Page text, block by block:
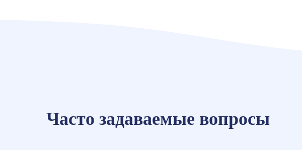
Часто задаваемые вопросы